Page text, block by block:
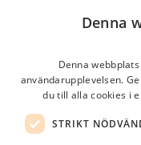
Lösenord
kom ihåg mig
Denna
Denna
användarupplevelsen.
du till alla cookies i
STRIKT